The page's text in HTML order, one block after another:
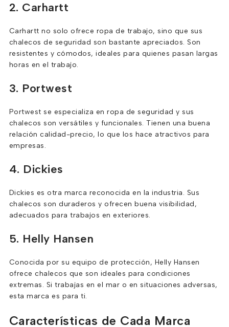
2. Carhartt
Carhartt no solo ofrece ropa de trabajo, sino que sus
chalecos de seguridad son bastante apreciados. Son
resistentes y cómodos, ideales para quienes pasan largas
horas en el trabajo.
3. Portwest
Portwest se especializa en ropa de seguridad y sus
chalecos son versátiles y funcionales. Tienen una buena
relación calidad-precio, lo que los hace atractivos para
empresas.
4. Dickies
Dickies es otra marca reconocida en la industria. Sus
chalecos son duraderos y ofrecen buena visibilidad,
adecuados para trabajos en exteriores.
5. Helly Hansen
Conocida por su equipo de protección, Helly Hansen
ofrece chalecos que son ideales para condiciones
extremas. Si trabajas en el mar o en situaciones adversas,
esta marca es para ti.
Características de Cada Marca